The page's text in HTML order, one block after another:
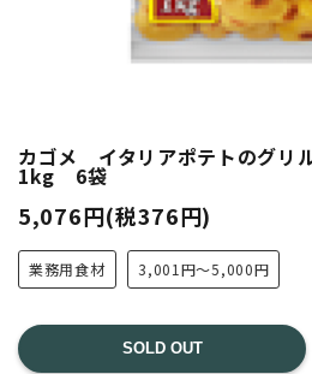
カゴメ イタリアポテトのグリ
1kg 6袋
5,076円(税376円)
業務用食材 3,001円～5,000円
SOLD OUT